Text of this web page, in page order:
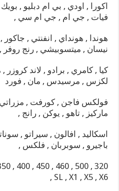
اكورا , اودي , بي ام دبليو ,
فيات , جي ام , جي ام سي ,
هوندا , هونداي , انفنتي , جاكور
نيسان , ميتسوبيشي , رنج روفر ,
كيا , كامري , برادو , لاند
لكزس , مرسيدس , مان , فورد
فولكس فاجن , كورفت , مزراتي ,
ماركيز , تاهو , يوكن , رانج ,
اسكاليد , افالون , سيراتو ,
باجيرو , سوبربان , فلكس ,
, 400 , 450 , 460 , 500 , 320
, SL , X1 , X5 , X6